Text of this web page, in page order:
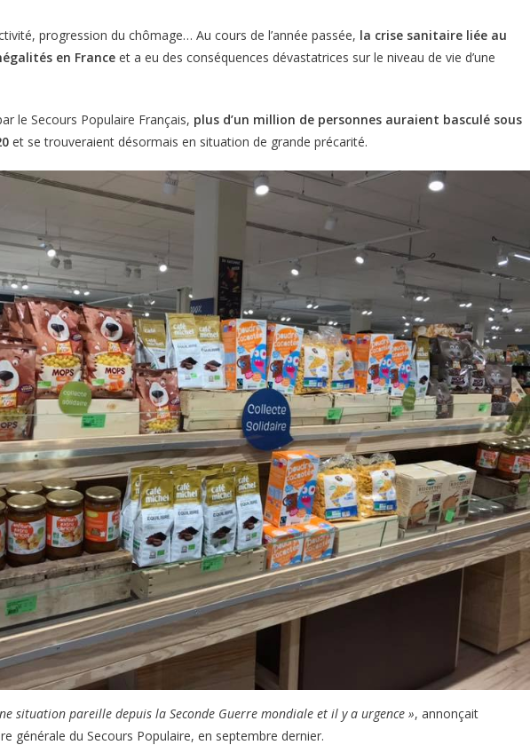
progression du chômage… Au cours de l’année passée, la crise sanitaire liée au
en France et a eu des conséquences dévastatrices sur le niveau de vie d’une
le Secours Populaire Français, plus d’un million de personnes auraient basculé sous
et se trouveraient désormais en situation de grande précarité.
situation pareille depuis la Seconde Guerre mondiale et il y a urgence », annonçait
générale du Secours Populaire, en septembre dernier.